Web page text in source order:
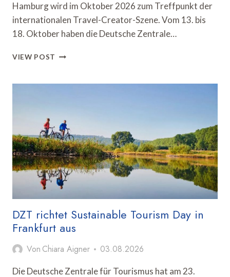
Hamburg wird im Oktober 2026 zum Treffpunkt der
internationalen Travel-Creator-Szene. Vom 13. bis
18. Oktober haben die Deutsche Zentrale…
VIEW POST DZT
TOURISMUS
CREATOR
SUMMIT
DZT richtet Sustainable Tourism Day in
Frankfurt aus
Von Chiara Aigner 03.08.2026
Die Deutsche Zentrale für Tourismus hat am 23.